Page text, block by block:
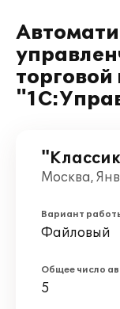
Москва,
Вариант
Файловый
Общее число
5